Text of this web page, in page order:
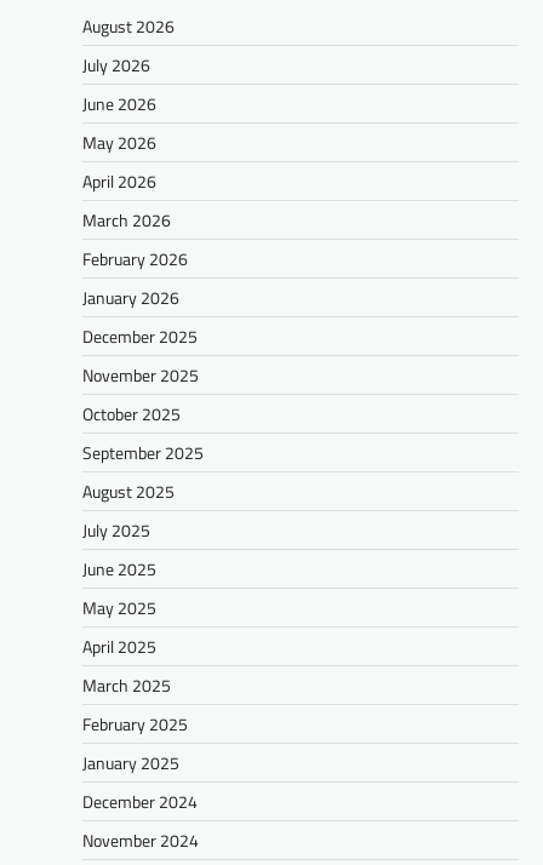
August 2026
July 2026
June 2026
May 2026
April 2026
March 2026
February 2026
January 2026
December 2025
November 2025
October 2025
September 2025
August 2025
July 2025
June 2025
May 2025
April 2025
March 2025
February 2025
January 2025
December 2024
November 2024